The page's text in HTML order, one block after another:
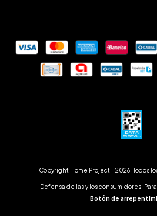
Copyright Home Project - 2026. Todos
Defensa de las y los consumidores.
Botón de